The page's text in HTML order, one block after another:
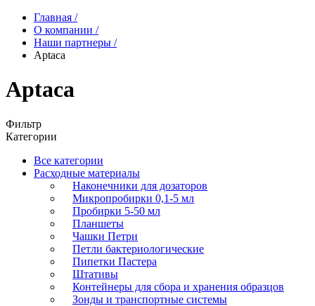
Главная /
О компании /
Наши партнеры /
Aptaca
Aptaca
Фильтр
Категории
Все категории
Расходные материалы
Наконечники для дозаторов
Микропробирки 0,1-5 мл
Пробирки 5-50 мл
Планшеты
Чашки Петри
Петли бактериологические
Пипетки Пастера
Штативы
Контейнеры для сбора и хранения образцов
Зонды и транспортные системы